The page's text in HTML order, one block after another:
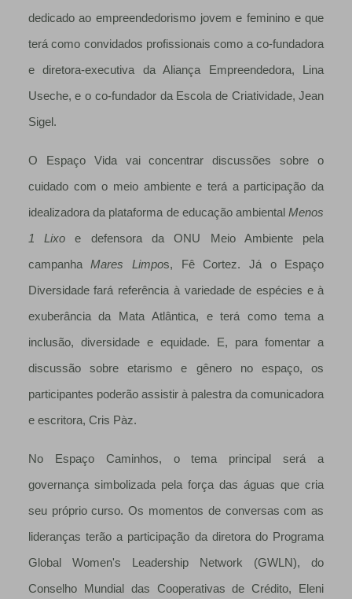
dedicado ao empreendedorismo jovem e feminino e que
terá como convidados profissionais como a co-fundadora
e diretora-executiva da Aliança Empreendedora, Lina
Useche, e o co-fundador da Escola de Criatividade, Jean
Sigel.
O Espaço Vida vai concentrar discussões sobre o
cuidado com o meio ambiente e terá a participação da
idealizadora da plataforma de educação ambientalMenos
1 Lixo e defensora da ONU Meio Ambiente pela
campanhaMares Limpos, Fê Cortez. Já o Espaço
Diversidade fará referência à variedade de espécies e à
exuberância da Mata Atlântica, e terá como tema a
inclusão, diversidade e equidade. E, para fomentar a
discussão sobre etarismo e gênero no espaço, os
participantes poderão assistir à palestra da comunicadora
e escritora, Cris Pàz.
No Espaço Caminhos, o tema principal será a
governança simbolizada pela força das águas que cria
seu próprio curso. Os momentos de conversas com as
lideranças terão a participação da diretora do Programa
Global Women's Leadership Network (GWLN), do
Conselho Mundial das Cooperativas de Crédito, Eleni